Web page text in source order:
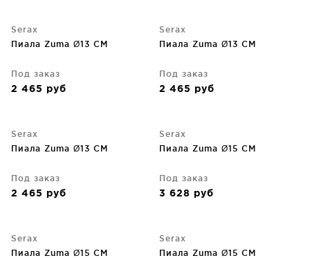
Serax
Пиала Zuma Ø13 CM
Под заказ
2 465 руб
Serax
Пиала Zuma Ø13 CM
Под заказ
2 465 руб
Serax
Пиала Zuma Ø13 CM
Под заказ
2 465 руб
Serax
Пиала Zuma Ø15 CM
Под заказ
3 628 руб
Serax
Пиала Zuma Ø15 CM
Serax
Пиала Zuma Ø15 CM